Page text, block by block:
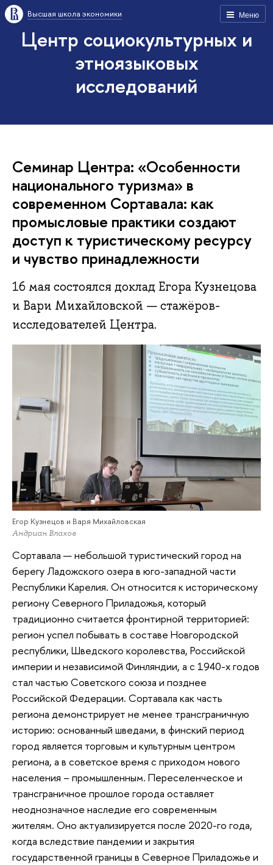
Меню
Высшая школа экономики
Центр социокультурных и
этноязыковых
исследований
Семинар Центра: «Особенности
национального туризма» в
современном Сортавала: как
промысловые практики создают
доступ к туристическому ресурсу
и чувство принадлежности
16 мая состоялся доклад Егора Кузнецова
и Вари Михайловской — стажёров-
исследователей Центра.
Егор Кузнецов и Варя Михайловская
Андриан Влахов
Сортавала — небольшой туристический город на
берегу Ладожского озера в юго-западной части
Республики Карелия. Он относится к историческому
региону Северного Приладожья, который
традиционно считается фронтирной территорией:
регион успел побывать в составе Новгородской
республики, Шведского королевства, Российской
империи и независимой Финляндии, а с 1940-х годов
стал частью Советского союза и позднее
Российской Федерации. Сортавала как часть
региона демонстрирует не менее трансграничную
историю: основанный шведами, в финский период
город является торговым и культурным центром
региона, а в советское время с приходом нового
населения – промышленным. Переселенческое и
трансграничное прошлое города оставляет
неоднозначное наследие его современным
жителям. Оно актуализируется после 2020-го года,
когда вследствие пандемии и закрытия
государственной границы в Северное Приладожье и